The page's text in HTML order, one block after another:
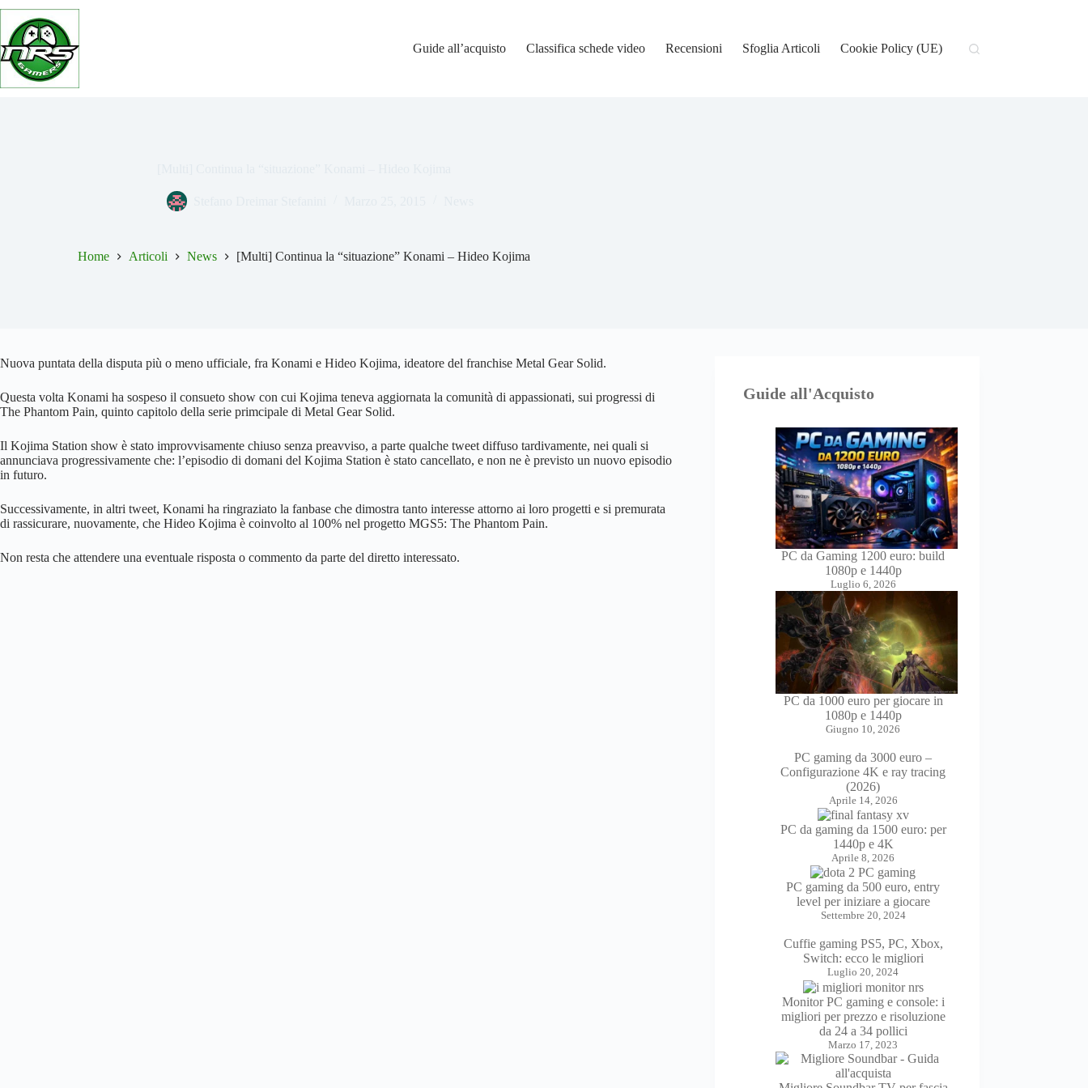
Salta
contenuto
Guide all’acquisto
Classifica schede video Recensioni Sfoglia Articoli Cookie Policy (UE)
Home Articoli News [Multi] Continua la “situazione” Konami – Hideo Kojima
Nuova puntata della disputa più o meno ufficiale, fra Konami e Hideo Kojima, ideatore del franchise Metal Gear Solid.
Questa volta Konami ha sospeso il consueto show con cui Kojima teneva aggiornata la comunità di appassionati, sui progressi di
The Phantom Pain, quinto capitolo della serie primcipale di Metal Gear Solid.
Il Kojima Station show è stato improvvisamente chiuso senza preavviso, a parte qualche tweet diffuso tardivamente, nei quali si
annunciava progressivamente che: l’episodio di domani del Kojima Station è stato cancellato, e non ne è previsto un nuovo episodio
in futuro.
Successivamente, in altri tweet, Konami ha ringraziato la fanbase che dimostra tanto interesse attorno ai loro progetti e si premurata
di rassicurare, nuovamente, che Hideo Kojima è coinvolto al 100% nel progetto MGS5: The Phantom Pain.
Non resta che attendere una eventuale risposta o commento da parte del diretto interessato.
Guide all'Acquisto
PC da Gaming 1200 euro: build
1080p e 1440p
Luglio 6, 2026
PC da 1000 euro per giocare in
1080p e 1440p
Giugno 10, 2026
PC gaming da 3000 euro –
Configurazione 4K e ray tracing
(2026)
Aprile 14, 2026
PC da gaming da 1500 euro: per
1440p e 4K
Aprile 8, 2026
PC gaming da 500 euro, entry
level per iniziare a giocare
Settembre 20, 2024
Cuffie gaming PS5, PC, Xbox,
Switch: ecco le migliori
Luglio 20, 2024
Monitor PC gaming e console: i
migliori per prezzo e risoluzione
da 24 a 34 pollici
Marzo 17, 2023